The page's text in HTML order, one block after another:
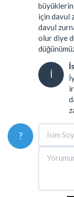
büyüklerin
için davul
davul
olur diye
İ
?